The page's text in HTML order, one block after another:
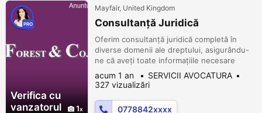
Verifica cu
vanzatorul
1
PRO
Mayfair, United Kingdom
Consultanță Juridică
Oferim consultanță juridică completă în
diverse domenii ale dreptului, asigurându-
ne că aveți toate informațiile necesare
pentru a lua decizii informate și strategice.
acum 1 an
SERVICII AVOCATURA
327 vizualizări
0778842xxxx